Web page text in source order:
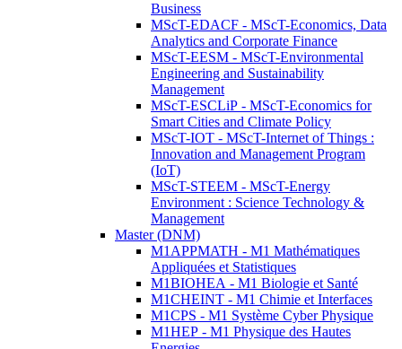
Business
MScT-EDACF - MScT-Economics, Data
Analytics and Corporate Finance
MScT-EESM - MScT-Environmental
Engineering and Sustainability
Management
MScT-ESCLiP - MScT-Economics for
Smart Cities and Climate Policy
MScT-IOT - MScT-Internet of Things :
Innovation and Management Program
(IoT)
MScT-STEEM - MScT-Energy
Environment : Science Technology &
Management
Master (DNM)
M1APPMATH - M1 Mathématiques
Appliquées et Statistiques
M1BIOHEA - M1 Biologie et Santé
M1CHEINT - M1 Chimie et Interfaces
M1CPS - M1 Système Cyber Physique
M1HEP - M1 Physique des Hautes